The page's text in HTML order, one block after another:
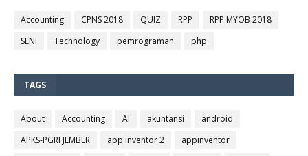
Accounting CPNS 2018 QUIZ RPP
RPP MYOB 2018
SENI
Technology pemrograman php
TAGS
About Accounting AI akuntansi
android
APKS-PGRI JEMBER
app inventor 2
appinventor